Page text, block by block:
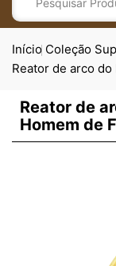
Início Coleção
Reator de arco
Reator de
Homem de